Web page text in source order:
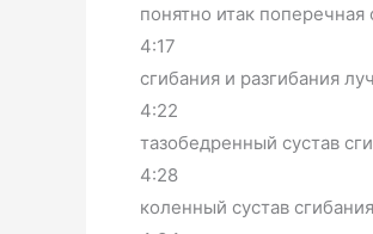
понятно итак
4:17
сгибания и разгибания
4:22
тазобедренный сустав
4:28
коленный сустав